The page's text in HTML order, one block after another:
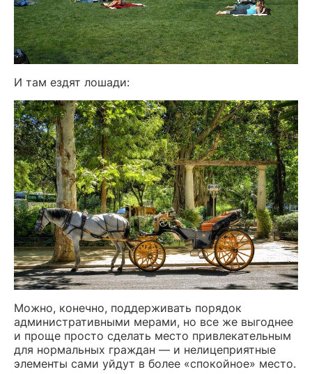
И там ездят лошади:
Можно, конечно, поддерживать порядок
административными мерами, но все же выгоднее
и проще просто сделать место привлекательным
для нормальных граждан — и нелицеприятные
элементы сами уйдут в более «спокойное» место.